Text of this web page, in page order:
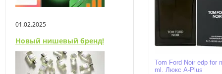
Tom Ford Noir edp for
ml. Люкс A-Plus
01.02.2025
Новый нишевый бренд!